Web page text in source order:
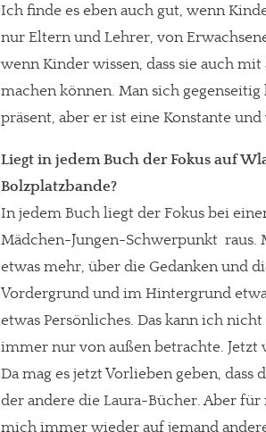
Ich finde es eben auch gut, wenn
nur Eltern und Lehrer, von
wenn Kinder wissen, dass sie auch
machen können. Man sich
präsent, aber er ist eine Konstante
Liegt in jedem Buch der Fokus auf
Bolzplatzbande?
In jedem Buch liegt der Fokus bei
Mädchen-Jungen-Schwerpunkt
etwas mehr, über die Gedanken und
Vordergrund und im Hintergrund
etwas Persönliches. Das kann ich
immer nur von außen betrachte. Jetzt
Da mag es jetzt Vorlieben geben,
der andere die Laura-Bücher. Aber für
mich immer wieder auf jemand